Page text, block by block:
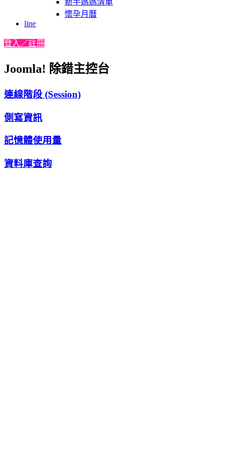
新手媽媽清單
懷孕月曆
line
登入／註冊
Joomla! 除錯主控台
連線階段 (Session)
側寫資訊
記憶體使用量
資料庫查詢